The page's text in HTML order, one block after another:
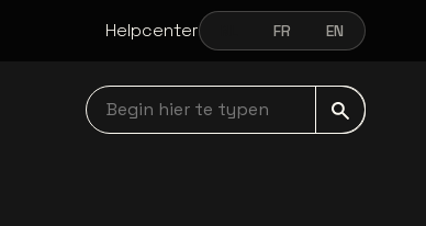
Helpcenter NEDERLANDSFRANÇAIS
FR ENGLISH
EN
Begin hier te typen navbar